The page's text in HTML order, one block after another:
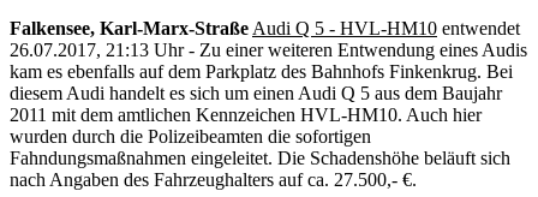
Falkensee, Karl-Marx-Straße Audi Q 5 - HVL-HM10 entwendet
26.07.2017, 21:13 Uhr - Zu einer weiteren Entwendung eines Audis
kam es ebenfalls auf dem Parkplatz des Bahnhofs Finkenkrug. Bei
diesem Audi handelt es sich um einen Audi Q 5 aus dem Baujahr
2011 mit dem amtlichen Kennzeichen HVL-HM10. Auch hier
wurden durch die Polizeibeamten die sofortigen
Fahndungsmaßnahmen eingeleitet. Die Schadenshöhe beläuft sich
nach Angaben des Fahrzeughalters auf ca. 27.500,- €.